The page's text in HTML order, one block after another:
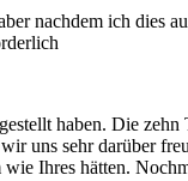
nachdem ich dies
haben. Die
uns sehr darüber
Ihres hätten.